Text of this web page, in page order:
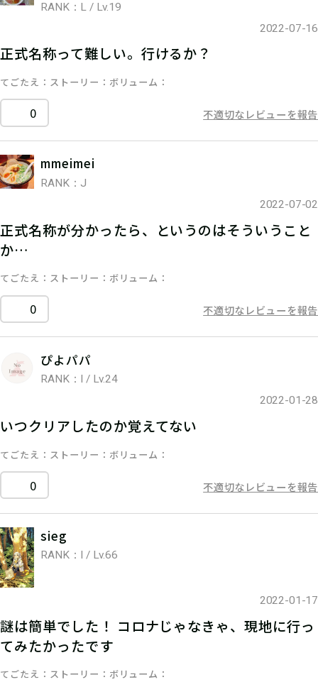
RANK：L / Lv.19
2022-07-16
正式名称って難しい。行けるか？
てごたえ ストーリー ボリューム
0 不適切なレビューを報告
mmeimei
RANK：J
2022-07-02
正式名称が分かったら、というのはそういうこと
か…
てごたえ ストーリー ボリューム
0 不適切なレビューを報告
ぴよパパ
RANK：I / Lv.24
2022-01-28
いつクリアしたのか覚えてない
てごたえ ストーリー ボリューム
0 不適切なレビューを報告
sieg
RANK：I / Lv.66
2022-01-17
謎は簡単でした！ コロナじゃなきゃ、現地に行っ
てみたかったです
てごたえ ストーリー ボリューム